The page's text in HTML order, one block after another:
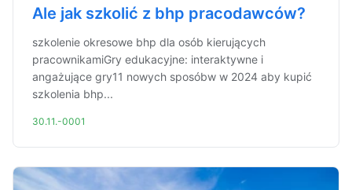
Ale jak szkolić z bhp pracodawców?
szkolenie okresowe bhp dla osób kierujących
pracownikamiGry edukacyjne: interaktywne i
angażujące gry11 nowych sposóbw w 2024 aby kupić
szkolenia bhp...
30.11.-0001